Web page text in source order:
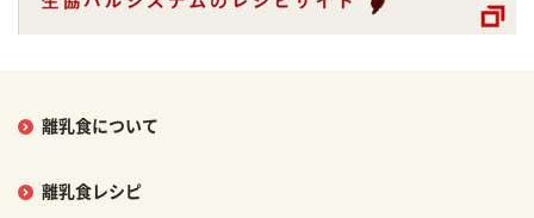
離乳食について
離乳食レシピ